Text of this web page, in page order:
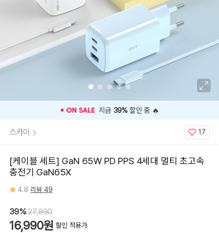
⭐️ 고객 평점 4.8인기 상품 ⭐️
스카이 17
[케이블 세트] GaN 65W PD PPS 4세대 멀티 초고속
충전기 GaN65X
4.8 리뷰 49
39%27,990
16,990원 할인 적용가